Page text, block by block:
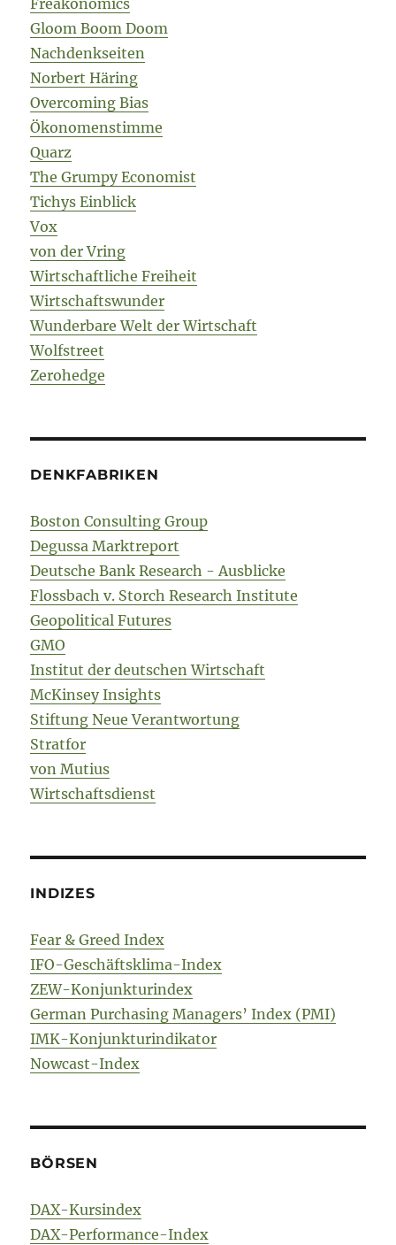
Freakonomics
Gloom Boom Doom
Nachdenkseiten
Norbert Häring
Overcoming Bias
Ökonomenstimme
Quarz
The Grumpy Economist
Tichys Einblick
Vox
von der Vring
Wirtschaftliche Freiheit
Wirtschaftswunder
Wunderbare Welt der Wirtschaft
Wolfstreet
Zerohedge
DENKFABRIKEN
Boston Consulting Group
Degussa Marktreport
Deutsche Bank Research - Ausblicke
Flossbach v. Storch Research Institute
Geopolitical Futures
GMO
Institut der deutschen Wirtschaft
McKinsey Insights
Stiftung Neue Verantwortung
Stratfor
von Mutius
Wirtschaftsdienst
INDIZES
Fear & Greed Index
IFO-Geschäftsklima-Index
ZEW-Konjunkturindex
German Purchasing Managers’ Index (PMI)
IMK-Konjunkturindikator
Nowcast-Index
BÖRSEN
DAX-Kursindex
DAX-Performance-Index